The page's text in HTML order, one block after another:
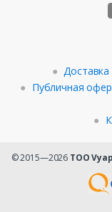
Доставка
Публичная
© 2015—2026 ТОО